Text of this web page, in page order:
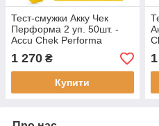
Тест-смужки Акку Чек
Перформа 2 уп. 50шт. -
Accu Chek Performa
1 270 ₴
Купити